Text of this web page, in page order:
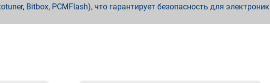
Bitbox, PCMFlash), что гарантирует безопасность для